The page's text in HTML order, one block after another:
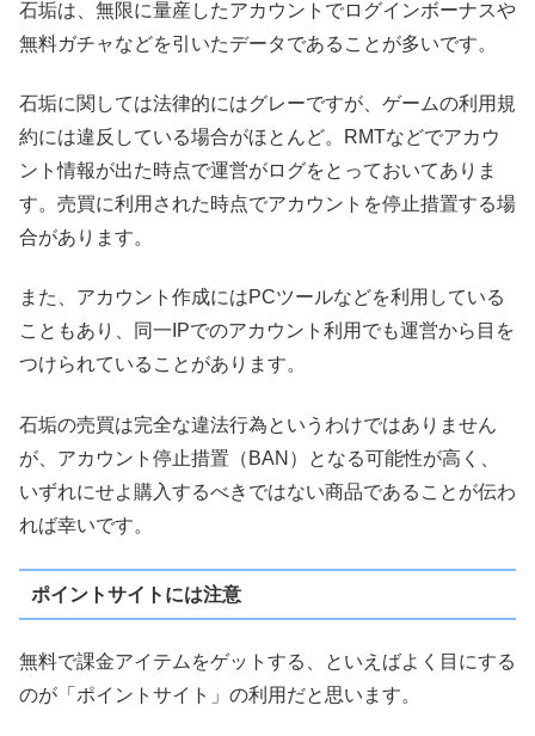
石垢は、無限に量産したアカウントでログインボーナスや
無料ガチャなどを引いたデータであることが多いです。
石垢に関しては法律的にはグレーですが、ゲームの利用規
約には違反している場合がほとんど。RMTなどでアカウ
ント情報が出た時点で運営がログをとっておいてありま
す。売買に利用された時点でアカウントを停止措置する場
合があります。
また、アカウント作成にはPCツールなどを利用している
こともあり、同一IPでのアカウント利用でも運営から目を
つけられていることがあります。
石垢の売買は完全な違法行為というわけではありません
が、アカウント停止措置（BAN）となる可能性が高く、
いずれにせよ購入するべきではない商品であることが伝わ
れば幸いです。
ポイントサイトには注意
無料で課金アイテムをゲットする、といえばよく目にする
のが「ポイントサイト」の利用だと思います。